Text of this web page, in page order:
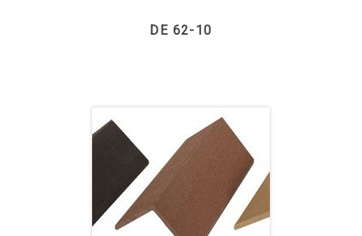
DE 62-10